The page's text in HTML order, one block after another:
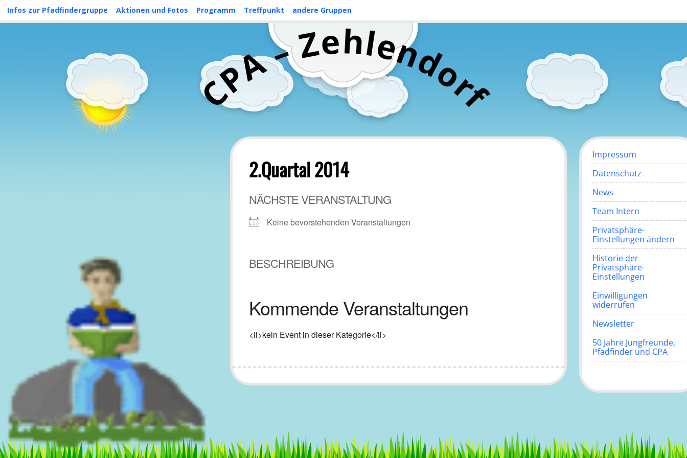
content
Infos zur Pfadfindergruppe Aktionen und Fotos Programm Treffpunkt andere Gruppen
C
P
A–Zehlend
o
r
f
2.Quartal 2014
NÄCHSTE VERANSTALTUNG
Keine bevorstehenden Veranstaltungen
BESCHREIBUNG
Kommende Veranstaltungen
<li>kein Event in dieser Kategorie</li>
Impressum
Datenschutz
News
Team Intern
Privatsphäre-
Einstellungen ändern
Historie der
Privatsphäre-
Einstellungen
Einwilligungen
widerrufen
Newsletter
50 Jahre Jungfreunde,
Pfadfinder und CPA